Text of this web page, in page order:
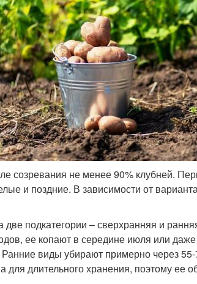
созревания не менее 90% клубней.
и поздние. В зависимости от
две подкатегории – сверхранняя и
ее копают в середине июля или
виды убирают примерно через
для длительного хранения, поэтому